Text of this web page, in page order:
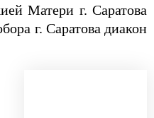
Матери г. Саратова
г. Саратова диакон